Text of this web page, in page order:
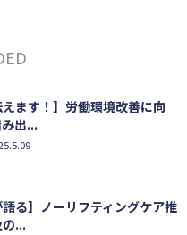
えます！】労働環境改善に向
出...
語る】ノーリフティングケア推
...